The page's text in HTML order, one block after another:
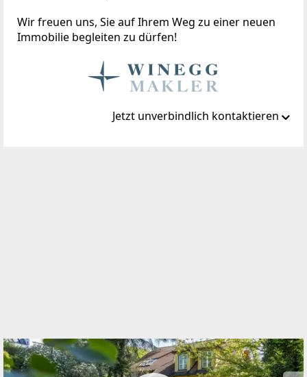
Wir freuen uns, Sie auf Ihrem Weg zu einer neuen
Immobilie begleiten zu dürfen!
Jetzt unverbindlich kontaktieren